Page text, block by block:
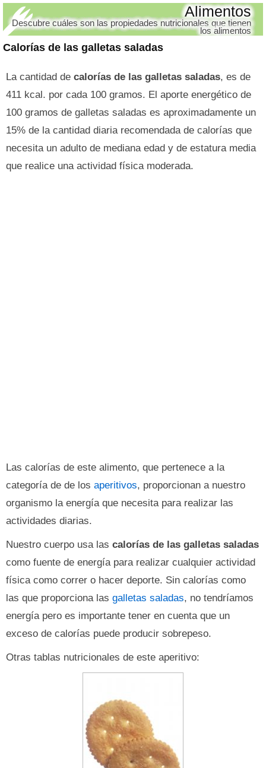
Calorías de las galletas saladas
Alimentos
Descubre cuáles son las propiedades nutricionales que tienen
los alimentos
La cantidad de calorías de las galletas saladas, es de
411 kcal. por cada 100 gramos. El aporte energético de
100 gramos de galletas saladas es aproximadamente un
15% de la cantidad diaria recomendada de calorías que
necesita un adulto de mediana edad y de estatura media
que realice una actividad física moderada.
Las calorías de este alimento, que pertenece a la
categoría de de los aperitivos, proporcionan a nuestro
organismo la energía que necesita para realizar las
actividades diarias.
Nuestro cuerpo usa las calorías de las galletas saladas
como fuente de energía para realizar cualquier actividad
física como correr o hacer deporte. Sin calorías como
las que proporciona las galletas saladas, no tendríamos
energía pero es importante tener en cuenta que un
exceso de calorías puede producir sobrepeso.
Otras tablas nutricionales de este aperitivo: